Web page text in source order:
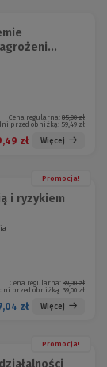
Cena regularna: 85,00 zł
przed obniżką: 59,49 zł
zł Więcej
Promocja!
i ryzykiem
Cena regularna: 39,00 zł
przed obniżką: 39,00 zł
zł Więcej
Promocja!